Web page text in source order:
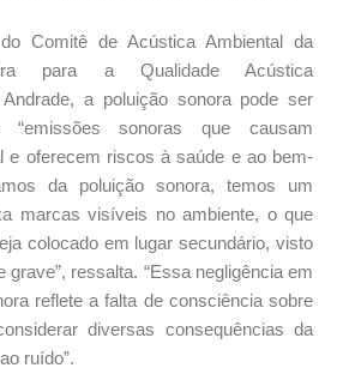
Comitê de Acústica Ambiental da
para a Qualidade Acústica
a poluição sonora pode ser
“emissões sonoras que causam
e oferecem riscos à saúde e ao bem-
da poluição sonora, temos um
marcas visíveis no ambiente, o que
colocado em lugar secundário, visto
ressalta. “Essa negligência em
reflete a falta de consciência sobre
diversas consequências da
ruído”.